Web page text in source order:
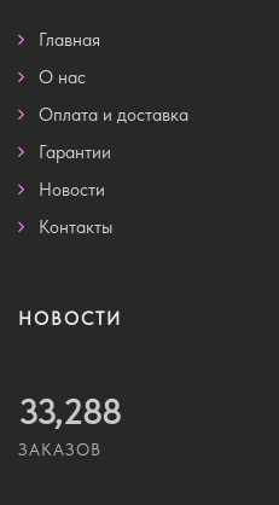
Главная
О нас
Оплата и доставка
Гарантии
Новости
Контакты
НОВОСТИ
33,288
ЗАКАЗОВ